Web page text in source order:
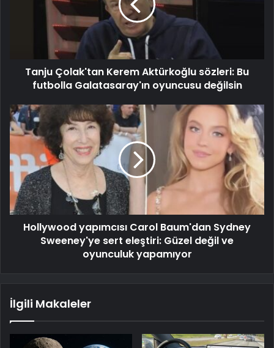
Tanju Çolak'tan Kerem Aktürkoğlu sözleri: Bu
futbolla Galatasaray'ın oyuncusu değilsin
Hollywood yapımcısı Carol Baum'dan Sydney
Sweeney'ye sert eleştiri: Güzel değil ve
oyunculuk yapamıyor
İlgili Makaleler